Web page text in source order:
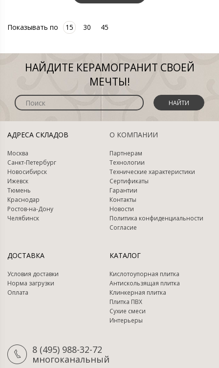
Показывать по 15 30 45
НАЙДИТЕ КЕРАМОГРАНИТ СВОЕЙ
МЕЧТЫ!
НАЙТИ
АДРЕСА СКЛАДОВ
Москва
Санкт-Петербург
Новосибирск
Ижевск
Тюмень
Краснодар
Ростов-на-Дону
Челябинск
О КОМПАНИИ
Партнерам
Технологии
Технические характеристики
Сертификаты
Гарантии
Контакты
Новости
Политика конфиденциальности
Согласие
ДОСТАВКА
Условия доставки
Норма загрузки
Оплата
КАТАЛОГ
Кислотоупорная плитка
Антискользящая плитка
Клинкерная плитка
Плитка ПВХ
Сухие смеси
Интерьеры
8 (495) 988-32-72
многоканальный